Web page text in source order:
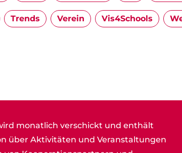
Trends Verein Vis4Schools
monatlich verschickt und enthält
über Aktivitäten und Veranstaltungen